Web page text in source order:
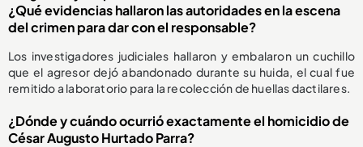
¿Qué evidencias hallaron las autoridades en la escena
del crimen para dar con el responsable?
Los investigadores judiciales hallaron y embalaron un cuchillo
que el agresor dejó abandonado durante su huida, el cual fue
remitido a laboratorio para la recolección de huellas dactilares.
¿Dónde y cuándo ocurrió exactamente el homicidio de
César Augusto Hurtado Parra?